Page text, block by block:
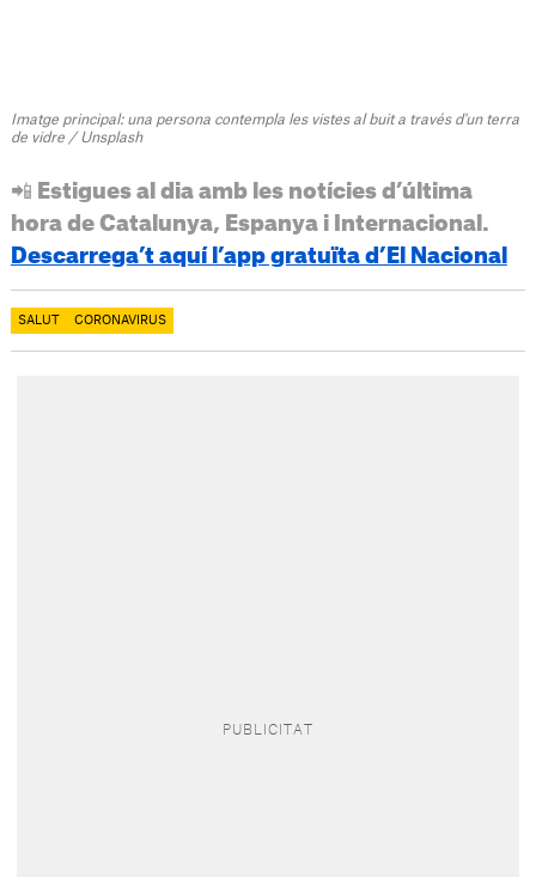
Imatge principal: una persona contempla les vistes al buit a través d'un terra
de vidre / Unsplash
📲 Estigues al dia amb les notícies d’última
hora de Catalunya, Espanya i Internacional.
Descarrega’t aquí l’app gratuïta d’El Nacional
SALUT CORONAVIRUS